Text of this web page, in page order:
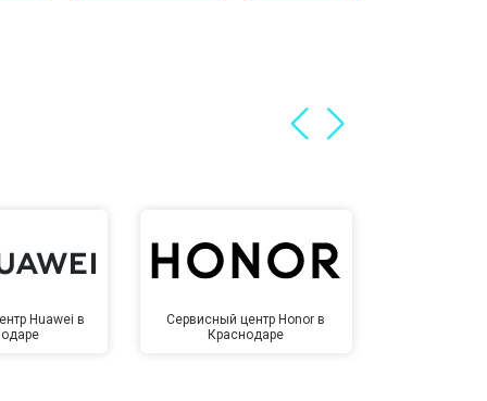
Huawei в
Сервисный центр Honor в
Краснодаре